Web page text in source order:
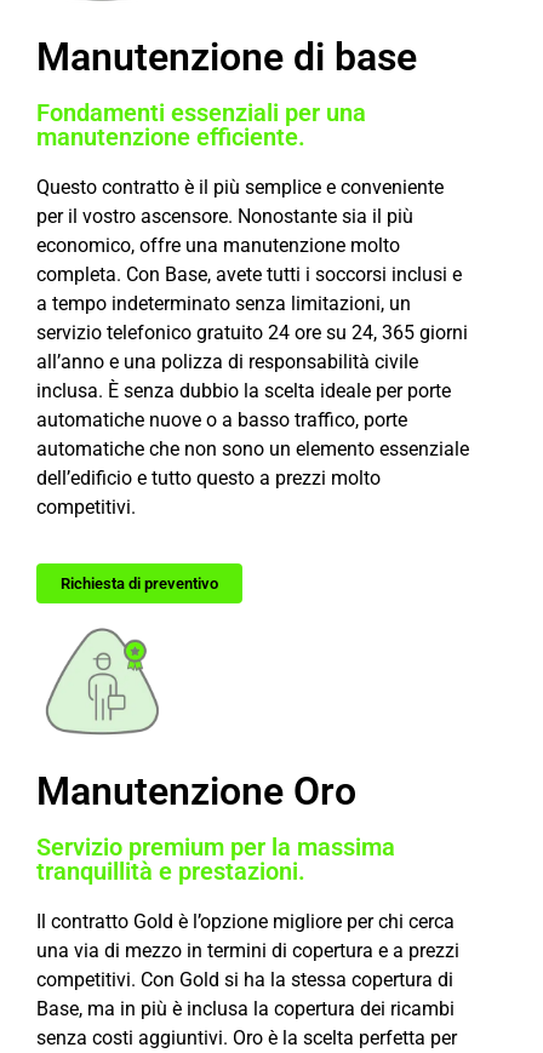
Manutenzione di base
Fondamenti essenziali per una
manutenzione efficiente.
Questo contratto è il più semplice e conveniente
per il vostro ascensore. Nonostante sia il più
economico, offre una manutenzione molto
completa. Con Base, avete tutti i soccorsi inclusi e
a tempo indeterminato senza limitazioni, un
servizio telefonico gratuito 24 ore su 24, 365 giorni
all’anno e una polizza di responsabilità civile
inclusa. È senza dubbio la scelta ideale per porte
automatiche nuove o a basso traffico, porte
automatiche che non sono un elemento essenziale
dell’edificio e tutto questo a prezzi molto
competitivi.
Richiesta di preventivo
Manutenzione Oro
Servizio premium per la massima
tranquillità e prestazioni.
Il contratto Gold è l’opzione migliore per chi cerca
una via di mezzo in termini di copertura e a prezzi
competitivi. Con Gold si ha la stessa copertura di
Base, ma in più è inclusa la copertura dei ricambi
senza costi aggiuntivi. Oro è la scelta perfetta per